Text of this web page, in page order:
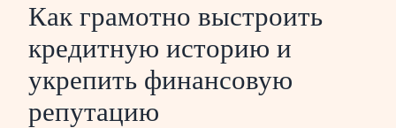
Как грамотно выстроить
кредитную историю и
укрепить финансовую
репутацию